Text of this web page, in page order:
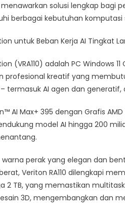
AI
ke
Bisnis
Veriton
RA110
dan
Veriton
Terbaru
solusi lengkap bagi
berbagai kebutuhan komputasi
untuk Beban Kerja AI Tingkat
(VRA110) adalah PC Windows
profesional kreatif yang
termasuk AI agen dan
AI Max+ 395 dengan Grafis
model AI hingga 200
warna perak yang elegan dan
Veriton RA110 dilengkapi
2 TB, yang memastikan
3D, mengembangkan dan